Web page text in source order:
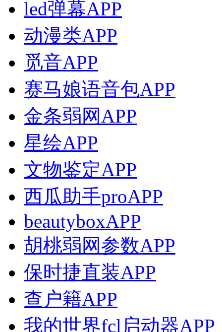
led弹幕APP
动漫类APP
觅音APP
赛马娘语音包APP
金条弱网APP
星绘APP
文物鉴定APP
西瓜助手proAPP
beautyboxAPP
胡桃弱网参数APP
保时捷直装APP
查户籍APP
我的世界fcl启动器APP